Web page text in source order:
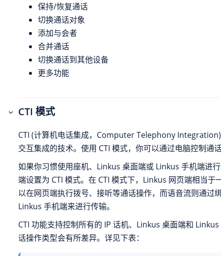
保持/恢复通话
切换通话对象
添加与会者
合并通话
切换通话到其他设备
更多功能
CTI 模式
CTI (计算机电话集成，Computer Telephony
交互集成的技术。使用 CTI 模式，你可以通过电脑控制通话
如果你习惯使用座机、Linkus 桌面端或 Linkus 手机端进
端设置为 CTI 模式。在 CTI 模式下，Linkus 网页端相当于
以在网页端执行拨号、接听等通话操作，而语音流则通过
Linkus 手机端来进行传输。
CTI 功能支持控制所有的 IP 话机、Linkus 桌面端和
话操作类型会有所差异。详见下表：